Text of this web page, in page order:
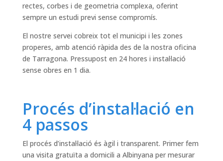
rectes, corbes i de geometria complexa, oferint
sempre un estudi previ sense compromís.
El nostre servei cobreix tot el municipi i les zones
properes, amb atenció ràpida des de la nostra oficina
de Tarragona. Pressupost en 24 hores i instal·lació
sense obres en 1 dia.
Procés d’instal·lació en
4 passos
El procés d’instal·lació és àgil i transparent. Primer fem
una visita gratuïta a domicili a Albinyana per mesurar